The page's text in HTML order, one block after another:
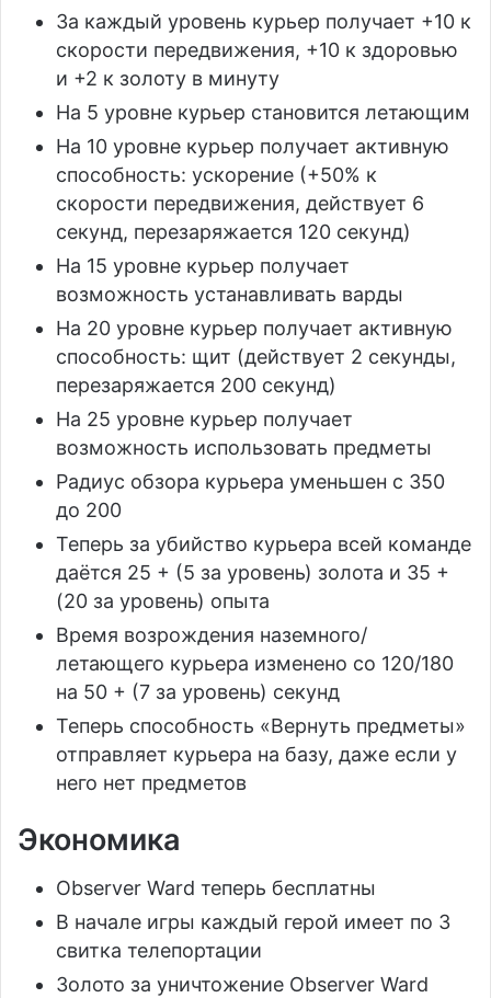
За каждый уровень курьер получает +10 к
скорости передвижения, +10 к здоровью
и +2 к золоту в минуту
На 5 уровне курьер становится летающим
На 10 уровне курьер получает активную
способность: ускорение (+50% к
скорости передвижения, действует 6
секунд, перезаряжается 120 секунд)
На 15 уровне курьер получает
возможность устанавливать варды
На 20 уровне курьер получает активную
способность: щит (действует 2 секунды,
перезаряжается 200 секунд)
На 25 уровне курьер получает
возможность использовать предметы
Радиус обзора курьера уменьшен с 350
до 200
Теперь за убийство курьера всей команде
даётся 25 + (5 за уровень) золота и 35 +
(20 за уровень) опыта
Время возрождения наземного/
летающего курьера изменено со 120/180
на 50 + (7 за уровень) секунд
Теперь способность «Вернуть предметы»
отправляет курьера на базу, даже если у
него нет предметов
Экономика
Observer Ward теперь бесплатны
В начале игры каждый герой имеет по 3
свитка телепортации
Золото за уничтожение Observer Ward